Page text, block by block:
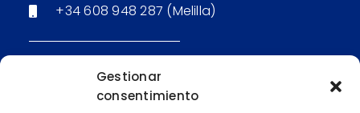
Gestionar
consentimiento
+34 608 948 287 (Melilla)
Email: Secretaría (Gijón)
Email: Secretaría (Oviedo)